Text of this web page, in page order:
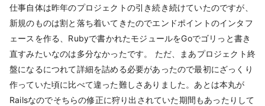
仕事自体は昨年のプロジェクトの引き続き続けていたのですが、
新規のものは割と落ち着いてきたのでエンドポイントのインタフ
ェースを作る、Rubyで書かれたモジュールをGoでゴリっと書き
直すみたいなのは多分なかったです。 ただ、まあプロジェクト終
盤になるにつれて詳細を詰める必要があったので最初にざっくり
作っていた頃に比べて違った難しさありました。あとは本丸が
Railsなのでそちらの修正に狩り出されていた期間もあったりして